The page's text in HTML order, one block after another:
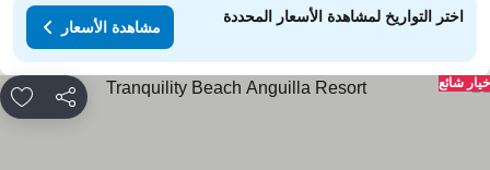
اختر التواريخ لمشاهدة الأسعار المحددة
مشاهدة الأسعار
مشاركة
شائع